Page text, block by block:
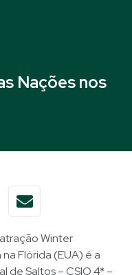
Nações nos
Winter
Flórida (EUA) é a
de Saltos – CSIO 4* –